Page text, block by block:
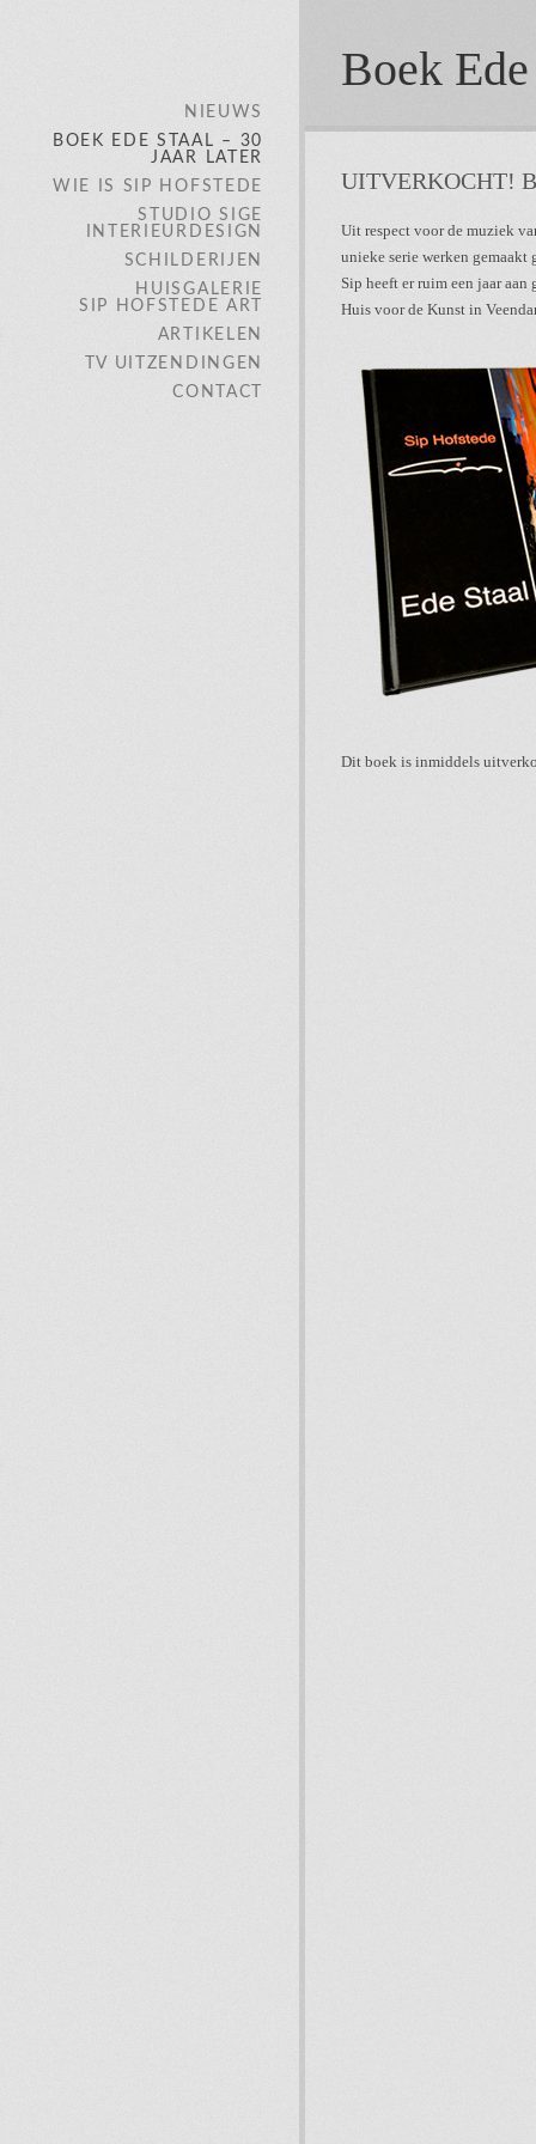
NIEUWS
BOEK EDE STAAL – 30
JAAR LATER
WIE IS SIP HOFSTEDE
STUDIO SIGE
INTERIEURDESIGN
SCHILDERIJEN
HUISGALERIE
SIP HOFSTEDE ART
ARTIKELEN
TV UITZENDINGEN
CONTACT
Boek
UITVERKOCHT!
Uit respect voor de muziek
unieke serie werken gemaakt
Sip heeft er ruim een jaar
Huis voor de Kunst in
Dit boek is inmiddels